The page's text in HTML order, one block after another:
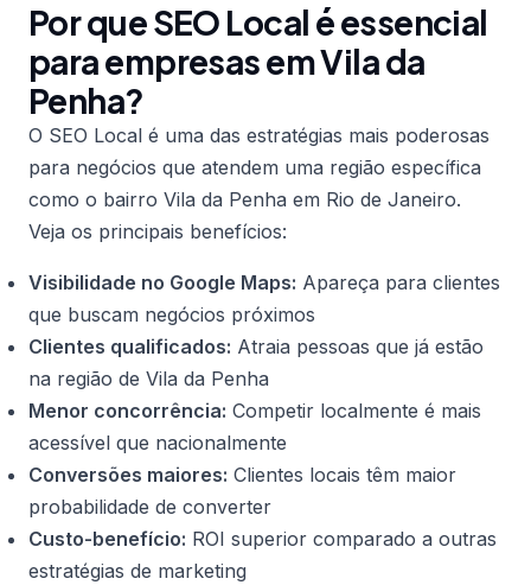
Por que SEO Local é essencial
para empresas em Vila da
Penha?
O SEO Local é uma das estratégias mais poderosas
para negócios que atendem uma região específica
como o bairro Vila da Penha em Rio de Janeiro.
Veja os principais benefícios:
Visibilidade no Google Maps: Apareça para clientes
que buscam negócios próximos
Clientes qualificados: Atraia pessoas que já estão
na região de Vila da Penha
Menor concorrência: Competir localmente é mais
acessível que nacionalmente
Conversões maiores: Clientes locais têm maior
probabilidade de converter
Custo-benefício: ROI superior comparado a outras
estratégias de marketing